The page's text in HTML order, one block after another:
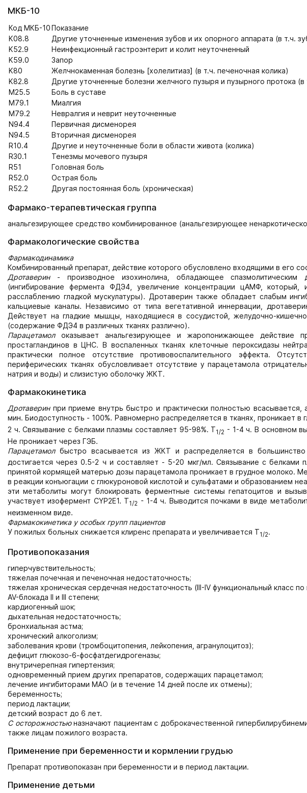
МКБ-10
Код МКБ-10Показание
K08.8
Другие уточненные изменения зубов и их опорного аппарата (в т.ч.
K52.9
Неинфекционный гастроэнтерит и колит неуточненный
K59.0
Запор
K80
Желчнокаменная болезнь [холелитиаз] (в т.ч. печеночная колика)
K82.8
Другие уточненные болезни желчного пузыря и пузырного протока (в
M25.5
Боль в суставе
M79.1
Миалгия
M79.2
Невралгия и неврит неуточненные
N94.4
Первичная дисменорея
N94.5
Вторичная дисменорея
R10.4
Другие и неуточненные боли в области живота (колика)
R30.1
Тенезмы мочевого пузыря
R51
Головная боль
R52.0
Острая боль
R52.2
Другая постоянная боль (хроническая)
Фармако-терапевтическая группа
анальгезирующее средство комбинированное (анальгезирующее
Фармакологические свойства
Фармакодинамика
Комбинированный препарат, действие которого обусловлено входящими в его
Дротаверин- производное изохинолина, обладающее спазмолитическим
(ингибирование фермента ФДЭ4, увеличение концентрации цАМФ, который,
расслаблению гладкой мускулатуры). Дротаверин также обладает слабым
кальциевые каналы. Независимо от типа вегетативной иннервации,
Действует на гладкие мышцы, находящиеся в сосудистой, желудочно-
(содержание ФДЭ4 в различных тканях различно).
Парацетамолоказывает анальгезирующее и жаропонижающее действие
простагландинов в ЦНС. В воспаленных тканях клеточные пероксидазы
практически полное отсутствие противовоспалительного эффекта.
периферических тканях обусловливает отсутствие у парацетамола
натрия и воды) и слизистую оболочку ЖКТ.
Фармакокинетика
Дротаверинпри приеме внутрь быстро и практически полностью
мин. Биодоступность - 100%. Равномерно распределяется в тканях, проникает
2 ч. Связывание с белками плазмы составляет 95-98%. Т1/2 - 1-4 ч. В основном
Не проникает через ГЭБ.
Парацетамолбыстро всасывается из ЖКТ и распределяется в
достигается через 0.5-2 ч и составляет - 5-20 мкг/мл. Связывание с белками
принятой кормящей матерью дозы парацетамола проникает в грудное молоко.
в реакции конъюгации с глюкуроновой кислотой и сульфатами и образованием
эти метаболиты могут блокировать ферментные системы гепатоцитов и
участвует изофермент CYP2E1. Т1/2 - 1-4 ч. Выводится почками в виде
неизменном виде.
Фармакокинетика у особых групп пациентов
У пожилых больных снижается клиренс препарата и увеличивается Т1/2.
Противопоказания
гиперчувствительность;
тяжелая почечная и печеночная недостаточность;
тяжелая хроническая сердечная недостаточность (III-IV функциональный класс по
AV-блокада II и III степени;
кардиогенный шок;
дыхательная недостаточность;
бронхиальная астма;
хронический алкоголизм;
заболевания крови (тромбоцитопения, лейкопения, агранулоцитоз);
дефицит глюкозо-6-фосфатдегидрогеназы;
внутричерепная гипертензия;
одновременный прием других препаратов, содержащих парацетамол;
лечение ингибиторами МАО (и в течение 14 дней после их отмены);
беременность;
период лактации;
детский возраст до 6 лет.
С осторожностьюназначают пациентам с доброкачественной
также лицам пожилого возраста.
Применение при беременности и кормлении грудью
Препарат противопоказан при беременности и в период лактации.
Применение детьми